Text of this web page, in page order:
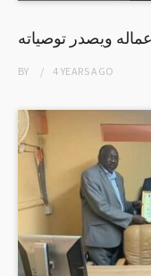
ويصدر توصياته
BY 4 YEARSAGO